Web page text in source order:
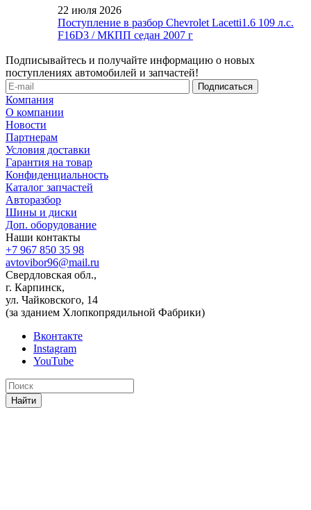
22 июля 2026
Поступление в разбор Chevrolet Lacetti1.6 109 л.с.
F16D3 / МКПП седан 2007 г
Подписывайтесь и получайте информацию о новых
поступлениях автомобилей и запчастей!
Компания
О компании
Новости
Партнерам
Условия доставки
Гарантия на товар
Конфиденциальность
Каталог запчастей
Авторазбор
Шины и диски
Доп. оборудование
Наши контакты
+7 967 850 35 98
avtovibor96@mail.ru
Свердловская обл.,
г. Карпинск,
ул. Чайковского, 14
(за зданием Хлопкопрядильной Фабрики)
Вконтакте
Instagram
YouTube
Найти